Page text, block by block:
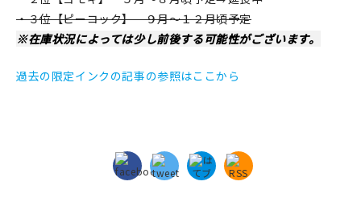
・３位【ピーコック】 ９月～１２月頃予定
※在庫状況によっては少し前後する可能性がございます。
過去の限定インクの記事の参照はここから